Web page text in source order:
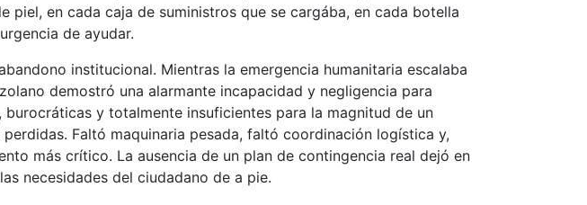
en cada caja de suministros que se cargába, en cada botella
de ayudar.
institucional. Mientras la emergencia humanitaria escalaba
demostró una alarmante incapacidad y negligencia para
y totalmente insuficientes para la magnitud de un
Faltó maquinaria pesada, faltó coordinación logística y,
más crítico. La ausencia de un plan de contingencia real dejó en
necesidades del ciudadano de a pie.